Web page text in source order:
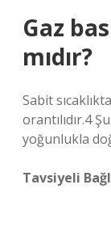
Gaz
mıdır?
Sabit
orantılıdır.4
yoğunlukla
Tavsiyeli